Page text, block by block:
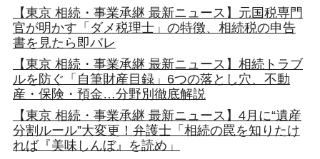
【東京 相続・事業承継 最新ニュース】元国税専門
官が明かす「ダメ税理士」の特徴、相続税の申告
書を見たら即バレ
【東京 相続・事業承継 最新ニュース】相続トラブ
ルを防ぐ「自筆財産目録」6つの落とし穴、不動
産・保険・預金…分野別徹底解説
【東京 相続・事業承継 最新ニュース】4月に“遺産
分割ルール”大変更！弁護士「相続の罠を知りたけ
れば『美味しんぼ』を読め」